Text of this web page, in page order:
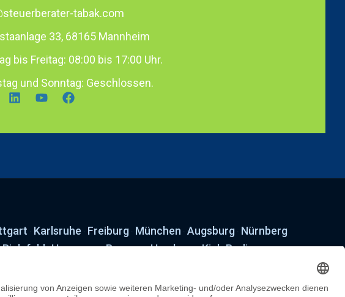
tabak.com
33, 68165 Mannheim
bis Freitag: 08:00 bis 17:00 Uhr.
und Sonntag: Geschlossen.
· Karlsruhe · Freiburg · München · Augsburg · Nürnberg
Bielefeld·Hannover·Bremen·Hamburg·Kiel·Berlin·